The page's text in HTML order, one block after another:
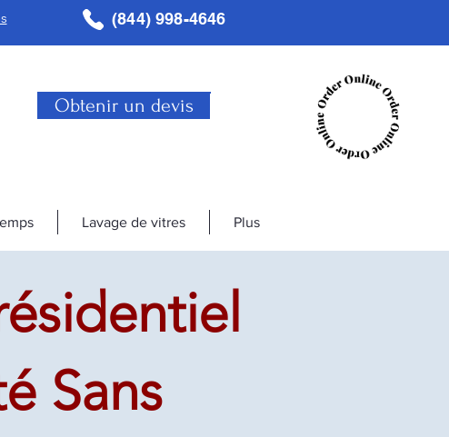
(844) 998-4646
Obtenir un devis
Lavage de vitres Plus
Sans